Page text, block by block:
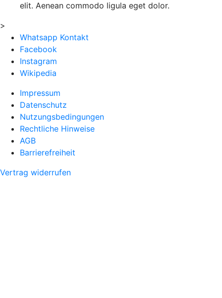
elit. Aenean commodo ligula eget dolor.
>
Whatsapp Kontakt
Facebook
Instagram
Wikipedia
Impressum
Datenschutz
Nutzungsbedingungen
Rechtliche Hinweise
AGB
Barrierefreiheit
Vertrag widerrufen